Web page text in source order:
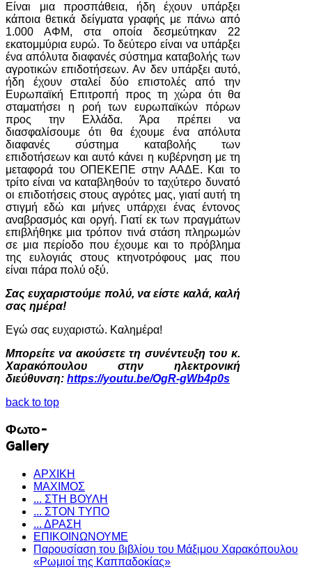
Είναι μια προσπάθεια, ήδη έχουν υπάρξει
κάποια θετικά δείγματα γραφής με πάνω από
1.000 ΑΦΜ, στα οποία δεσμεύτηκαν 22
εκατομμύρια ευρώ. Το δεύτερο είναι να υπάρξει
ένα απόλυτα διαφανές σύστημα καταβολής των
αγροτικών επιδοτήσεων. Αν δεν υπάρξει αυτό,
ήδη έχουν σταλεί δύο επιστολές από την
Ευρωπαϊκή Επιτροπή προς τη χώρα ότι θα
σταματήσει η ροή των ευρωπαϊκών πόρων
προς την Ελλάδα. Άρα πρέπει να
διασφαλίσουμε ότι θα έχουμε ένα απόλυτα
διαφανές σύστημα καταβολής των
επιδοτήσεων και αυτό κάνει η κυβέρνηση με τη
μεταφορά του ΟΠΕΚΕΠΕ στην ΑΑΔΕ. Και το
τρίτο είναι να καταβληθούν το ταχύτερο δυνατό
οι επιδοτήσεις στους αγρότες μας, γιατί αυτή τη
στιγμή εδώ και μήνες υπάρχει ένας έντονος
αναβρασμός και οργή. Γιατί εκ των πραγμάτων
επιβλήθηκε μια τρόπον τινά στάση πληρωμών
σε μια περίοδο που έχουμε και το πρόβλημα
της ευλογιάς στους κτηνοτρόφους μας που
είναι πάρα πολύ οξύ.
Σας ευχαριστούμε πολύ, να είστε καλά, καλή
σας ημέρα!
Εγώ σας ευχαριστώ. Καλημέρα!
Μπορείτε να ακούσετε τη συνέντευξη του κ.
Χαρακόπουλου στην ηλεκτρονική
διεύθυνση: https://youtu.be/OgR-gWb4p0s
back to top
Φωτο-
Gallery
ΑΡΧΙΚΗ
ΜΑΧΙΜΟΣ
... ΣΤΗ ΒΟΥΛΗ
... ΣΤΟΝ ΤΥΠΟ
... ΔΡΑΣΗ
ΕΠΙΚΟΙΝΩΝΟΥΜΕ
Παρουσίαση του βιβλίου του Μάξιμου Χαρακόπουλου
«Ρωμιοί της Καππαδοκίας»